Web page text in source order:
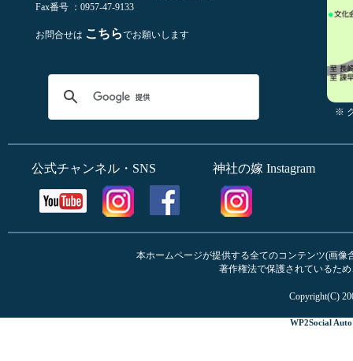
Fax番号 ：0957-47-9133
お問合せは こちらでお願いします
※
公式チャンネル・SNS 神社の嫁 Instagram
本ホームページが提供する全てのコンテンツ(画
著作権法で保護されているた
Copyright(C)
WP2Social